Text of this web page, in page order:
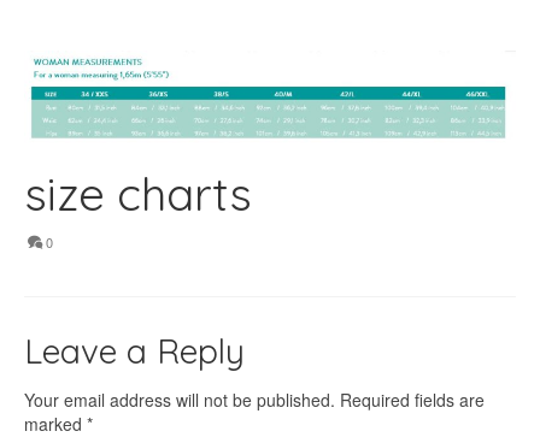
size charts
0
Leave a Reply
Your email address will not be published. Required fields are
marked *